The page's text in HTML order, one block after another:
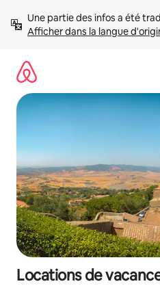
directement
Afficher dans la langue
Locations de